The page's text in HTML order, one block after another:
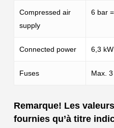
Compressed air
supply
6 bar
Connected power 6,3 kW
Fuses Max.
Remarque! Les
fournies qu’à titre